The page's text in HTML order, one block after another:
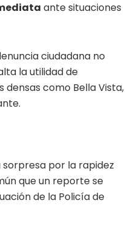
ante situaciones
ciudadana no
la utilidad de
como Bella Vista,
por la rapidez
que un reporte se
de la Policía de